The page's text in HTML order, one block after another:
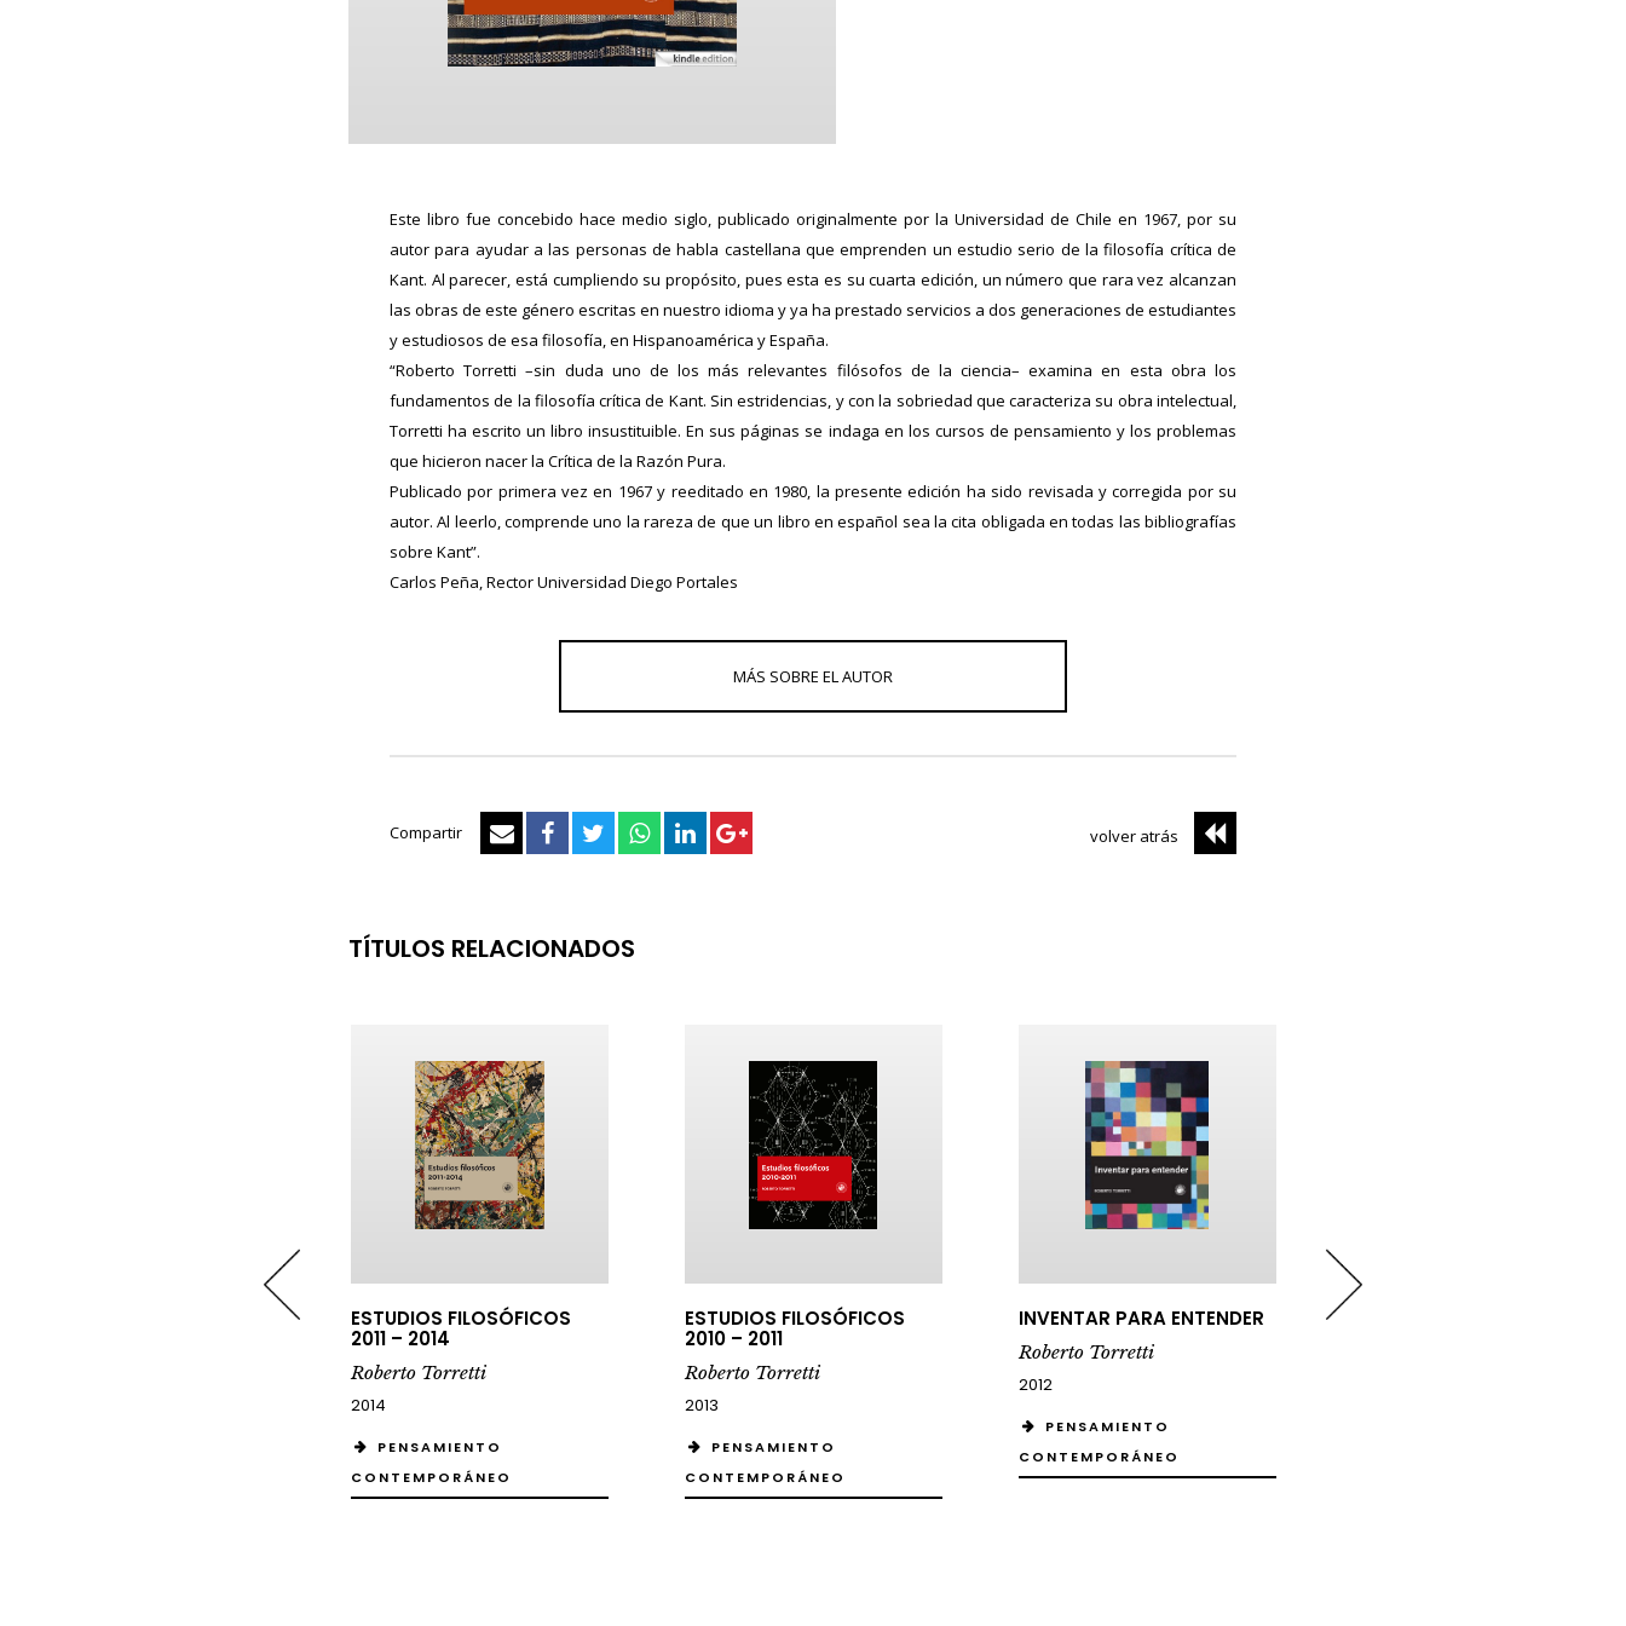
Este libro fue concebido hace medio siglo, publicado originalmente por la Universidad de Chile en 1967, por su
autor para ayudar a las personas de habla castellana que emprenden un estudio serio de la filosofía crítica de
Kant. Al parecer, está cumpliendo su propósito, pues esta es su cuarta edición, un número que rara vez alcanzan
las obras de este género escritas en nuestro idioma y ya ha prestado servicios a dos generaciones de estudiantes
y estudiosos de esa filosofía, en Hispanoamérica y España.
“Roberto Torretti –sin duda uno de los más relevantes filósofos de la ciencia– examina en esta obra los
fundamentos de la filosofía crítica de Kant. Sin estridencias, y con la sobriedad que caracteriza su obra intelectual,
Torretti ha escrito un libro insustituible. En sus páginas se indaga en los cursos de pensamiento y los problemas
que hicieron nacer la Crítica de la Razón Pura.
Publicado por primera vez en 1967 y reeditado en 1980, la presente edición ha sido revisada y corregida por su
autor. Al leerlo, comprende uno la rareza de que un libro en español sea la cita obligada en todas las bibliografías
sobre Kant”.
Carlos Peña, Rector Universidad Diego Portales
Compartir volver atrás
TÍTULOS RELACIONADOS
ESTUDIOS FILOSÓFICOS
2011 – 2014
Roberto Torretti
PENSAMIENTO
CONTEMPORÁNEO
ESTUDIOS FILOSÓFICOS
2010 – 2011
Roberto Torretti
PENSAMIENTO
CONTEMPORÁNEO
INVENTAR PARA ENTENDER
Roberto Torretti
PENSAMIENTO
CONTEMPORÁNEO
ESTUDIOS FILOSÓFICOS